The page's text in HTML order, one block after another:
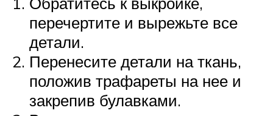
перечертите и вырежьте все
детали.
Перенесите детали на ткань,
положив трафареты на нее и
закрепив булавками.